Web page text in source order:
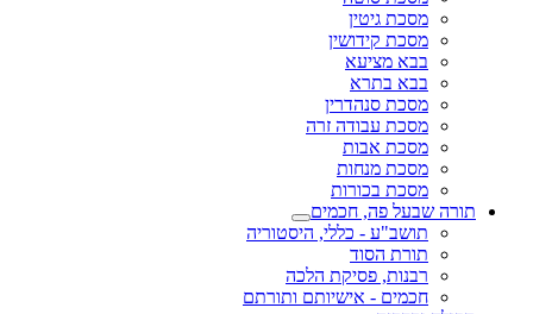
מסכת גיטין
מסכת קידושין
בבא מציעא
בבא בתרא
מסכת סנהדרין
מסכת עבודה זרה
מסכת אבות
מסכת מנחות
מסכת בכורות
תורה שבעל פה, חכמים
תושב"ע - כללי, היסטוריה
תורת הסוד
רבנות, פסיקת הלכה
חכמים - אישיותם ותורתם